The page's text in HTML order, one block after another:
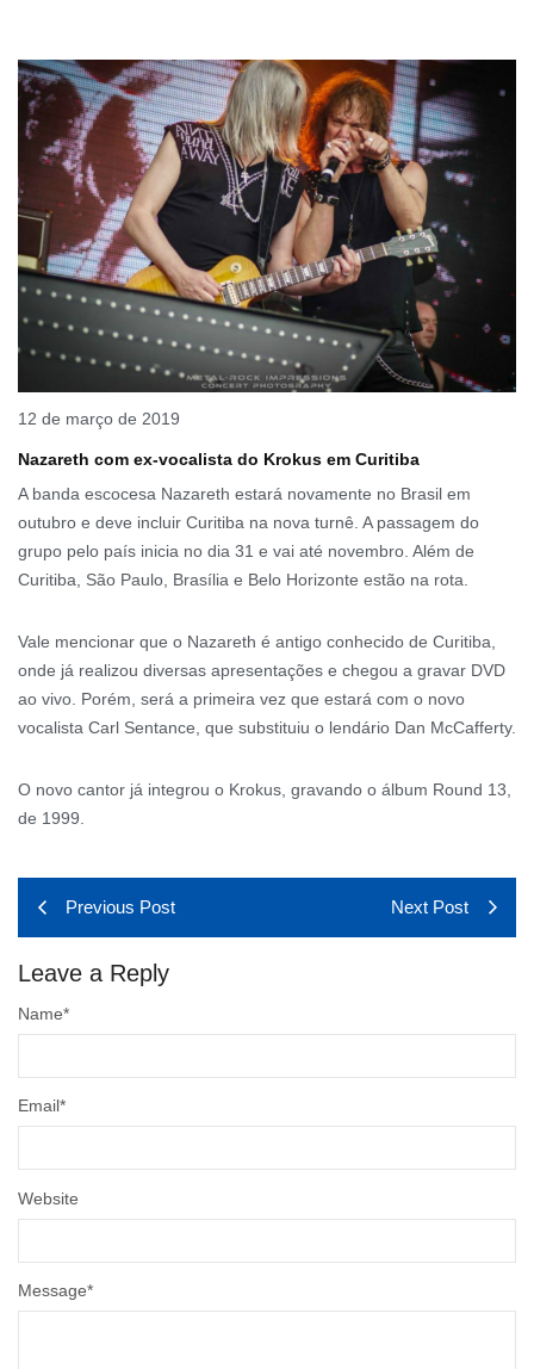
12 de março de 2019
Nazareth com ex-vocalista do Krokus em Curitiba
A banda escocesa Nazareth estará novamente no Brasil em
outubro e deve incluir Curitiba na nova turnê. A passagem do
grupo pelo país inicia no dia 31 e vai até novembro. Além de
Curitiba, São Paulo, Brasília e Belo Horizonte estão na rota.
Vale mencionar que o Nazareth é antigo conhecido de Curitiba,
onde já realizou diversas apresentações e chegou a gravar DVD
ao vivo. Porém, será a primeira vez que estará com o novo
vocalista Carl Sentance, que substituiu o lendário Dan McCafferty.
O novo cantor já integrou o Krokus, gravando o álbum Round 13,
de 1999.
Previous Post Next Post
Leave a Reply
Message*
Name*
Email*
Website